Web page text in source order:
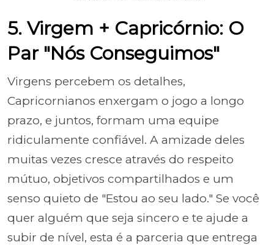
5. Virgem + Capricórnio: O
Par "Nós Conseguimos"
Virgens percebem os detalhes,
Capricornianos enxergam o jogo a longo
prazo, e juntos, formam uma equipe
ridiculamente confiável. A amizade deles
muitas vezes cresce através do respeito
mútuo, objetivos compartilhados e um
senso quieto de "Estou ao seu lado." Se você
quer alguém que seja sincero e te ajude a
subir de nível, esta é a parceria que entrega